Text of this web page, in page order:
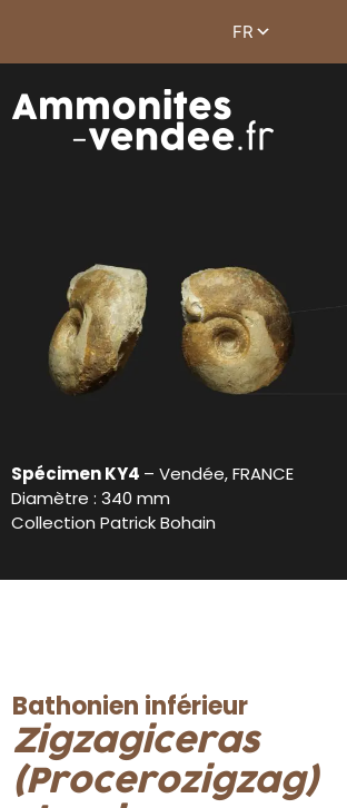
Spécimen KY4 – Vendée, FRANCE
Diamètre : 340 mm
Collection Patrick Bohain
Bathonien inférieur
Zigzagiceras
(Procerozigzag)